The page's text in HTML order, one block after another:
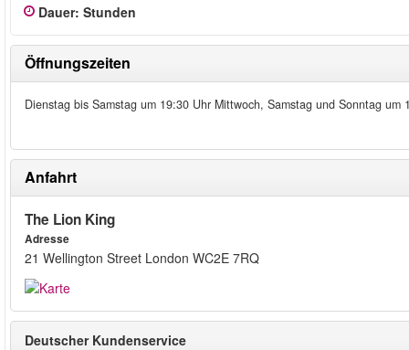
Dauer: Stunden
Öffnungszeiten
Dienstag bis Samstag um 19:30 Uhr Mittwoch, Samstag und Sonntag um
Anfahrt
The Lion King
Adresse
21 Wellington Street London WC2E 7RQ
Deutscher Kundenservice